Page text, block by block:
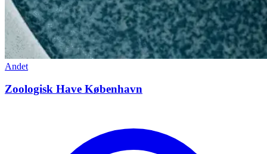
Andet
Zoologisk Have København